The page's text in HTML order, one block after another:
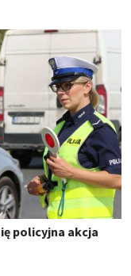
policyjna akcja